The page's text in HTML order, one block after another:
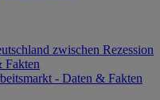
zwischen Rezession
Fakten
- Daten & Fakten